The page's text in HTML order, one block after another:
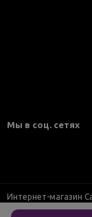
Мы в соц. сетях
Интернет-магазин